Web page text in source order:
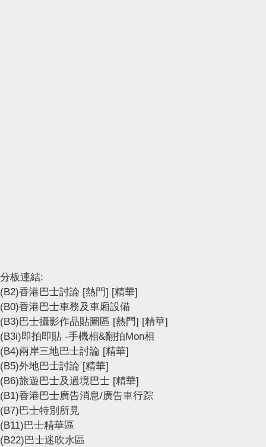
分板連結:
(B2)香港巴士討論 [熱門] [精華]
(B0)香港巴士車務及車廂設備
(B3)巴士攝影作品貼圖區 [熱門] [精華]
(B3i)即拍即貼 -手機相&翻拍Mon相
(B4)兩岸三地巴士討論 [精華]
(B5)外地巴士討論 [精華]
(B6)旅遊巴士及過境巴士 [精華]
(B1)香港巴士廣告消息/廣告車行踪
(B7)巴士特別所見
(B11)巴士精華區
(B22)巴士迷吹水區